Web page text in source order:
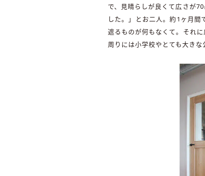
で、見晴らしが良くて広さが
した。」とお二人。約1ヶ月
遮るものが何もなくて。それ
周りには小学校やとても大き